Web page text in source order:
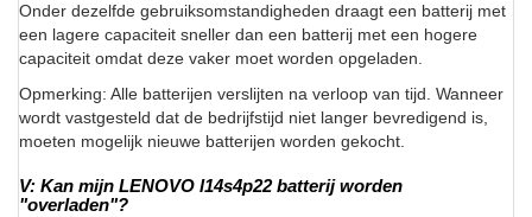
Onder dezelfde gebruiksomstandigheden draagt een batterij met
een lagere capaciteit sneller dan een batterij met een hogere
capaciteit omdat deze vaker moet worden opgeladen.
Opmerking: Alle batterijen verslijten na verloop van tijd. Wanneer
wordt vastgesteld dat de bedrijfstijd niet langer bevredigend is,
moeten mogelijk nieuwe batterijen worden gekocht.
V: Kan mijn LENOVO l14s4p22 batterij worden
"overladen"?